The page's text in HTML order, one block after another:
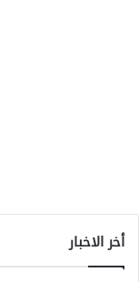
أخر الاخبار